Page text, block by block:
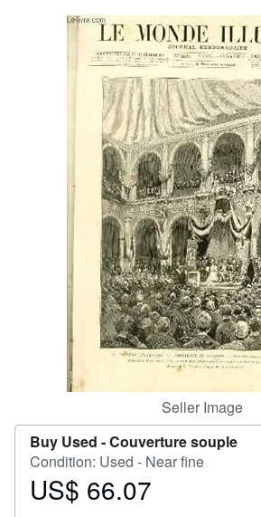
Art & Collectibles
CLOSE
Seller Image
Buy Used -Couverture souple
Condition: Used - Near fine
Price
US$ 66.07